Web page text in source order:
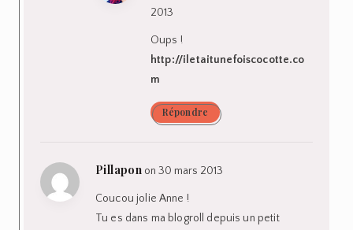
2013
Oups !
http://iletaitunefoiscocotte.co
m
Répondre
Pillapon on 30 mars 2013
Coucou jolie Anne !
Tu es dans ma blogroll depuis un petit